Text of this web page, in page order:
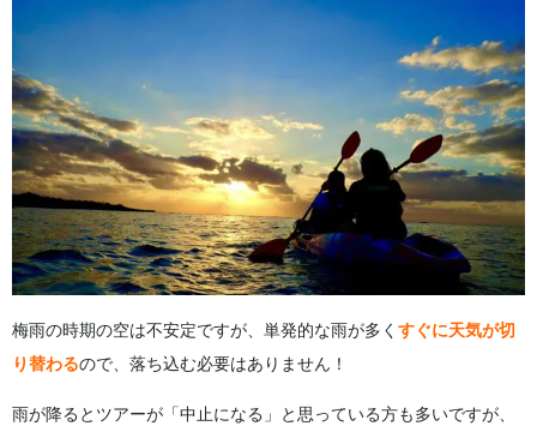
梅雨の時期の空は不安定ですが、単発的な雨が多く すぐに天気が切
り替わるので、落ち込む必要はありません！
雨が降るとツアーが「中止になる」と思っている方も多いですが、